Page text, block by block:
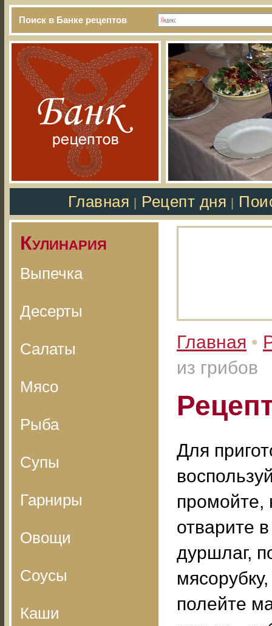
Поиск в Банке рецептов
Главная Рецепт дня
Кулинария
Выпечка
Десерты
Салаты
Мясо
Рыба
Супы
Гарниры
Овощи
Соусы
Каши
Главная •
из грибов
Для
промойте,
отварите
дуршлаг,
полейте